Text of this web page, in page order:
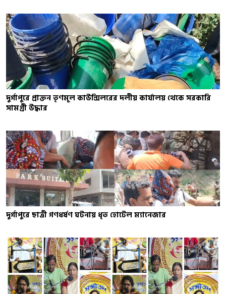
দুর্গাপুরে প্রাক্তন তৃণমূল কাউন্সিলরের দলীয় কার্যালয় থেকে সরকারি
সামগ্রী উদ্ধার
দুর্গাপুরে ছাত্রী গণধর্ষণ ঘটনায় ধৃত হোটেল ম্যানেজার